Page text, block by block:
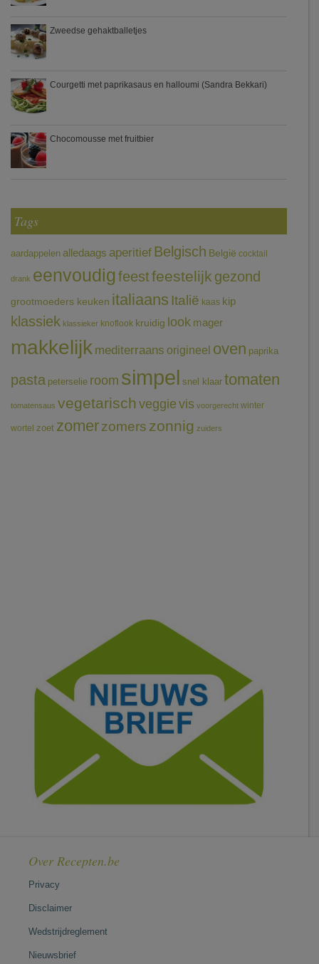
Zweedse gehaktballetjes
Courgetti met paprikasaus en halloumi (Sandra Bekkari)
Chocomousse met fruitbier
Tags
aardappelen alledaags aperitief Belgisch België cocktail
drank eenvoudigfeestfeestelijk gezond
grootmoeders keuken italiaans Italië kaas kip
klassiek klassieker knoflook kruidig look mager
makkelijk mediterraans origineel oven paprika
pasta peterselie room simpel snel klaar tomaten
tomatensaus vegetarischveggie vis voorgerecht winter
wortel zoet zomerzomers zonnig zuiders
Over Recepten.be
Privacy
Disclaimer
Wedstrijdreglement
Nieuwsbrief